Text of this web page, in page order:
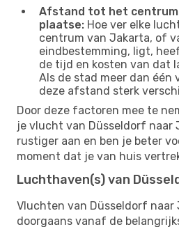
Afstand tot het
plaatse: Hoe ver elke
centrum van Jakarta, of
eindbestemming, ligt,
de tijd en kosten van dat
Als de stad meer dan één
deze afstand sterk
Door deze factoren mee te
je vlucht van Düsseldorf naar
rustiger aan en ben je beter
moment dat je van huis
Luchthaven(s) van
Vluchten van Düsseldorf naar
doorgaans vanaf de